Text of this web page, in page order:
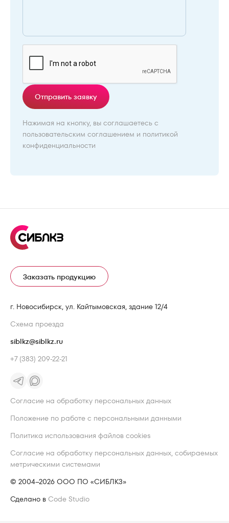
Отправить заявку
Нажимая на кнопку, вы соглашаетесь с
пользовательским соглашением и политикой
конфиденциальности
Заказать продукцию
г. Новосибирск, ул. Кайтымовская, здание 12/4
Схема проезда
siblkz@siblkz.ru
+7 (383) 209-22-21
Согласие на обработку персональных данных
Положение по работе с персональными данными
Политика использования файлов cookies
Согласие на обработку персональных данных, собираемых
метрическими системами
© 2004–2026 ООО ПО «СИБЛКЗ»
Сделано в Code Studio